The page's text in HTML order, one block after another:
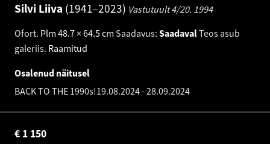
Silvi Liiva 1941–2023 Vastutuult 4/20. 1994
Ofort. Plm 48.7 × 64.5 cm Saadavus: SaadavalTeos asub
galeriis. Raamitud
Osalenud näitusel
BACK TO THE 1990s!19.08.2024-28.09.2024
1 150
€